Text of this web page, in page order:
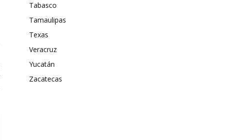
Tabasco
Tamaulipas
Texas
Veracruz
Yucatán
Zacatecas